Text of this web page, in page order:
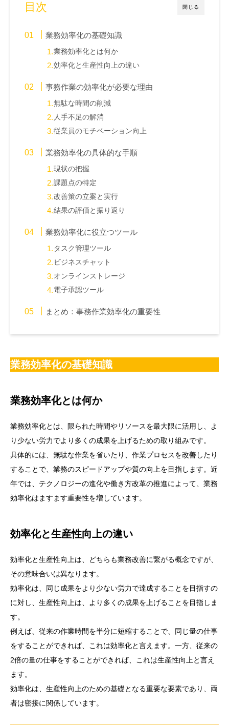
閉じる
目次
業務効率化の基礎知識
業務効率化とは何か
効率化と生産性向上の違い
事務作業の効率化が必要な理由
無駄な時間の削減
人手不足の解消
従業員のモチベーション向上
業務効率化の具体的な手順
現状の把握
課題点の特定
改善策の立案と実行
結果の評価と振り返り
業務効率化に役立つツール
タスク管理ツール
ビジネスチャット
オンラインストレージ
電子承認ツール
まとめ：事務作業効率化の重要性
業務効率化の基礎知識
業務効率化とは何か
業務効率化とは、限られた時間やリソースを最大限に活用し、よ
り少ない労力でより多くの成果を上げるための取り組みです。
具体的には、無駄な作業を省いたり、作業プロセスを改善したり
することで、業務のスピードアップや質の向上を目指します。近
年では、テクノロジーの進化や働き方改革の推進によって、業務
効率化はますます重要性を増しています。
効率化と生産性向上の違い
効率化と生産性向上は、どちらも業務改善に繋がる概念ですが、
その意味合いは異なります。
効率化は、同じ成果をより少ない労力で達成することを目指すの
に対し、生産性向上は、より多くの成果を上げることを目指しま
す。
例えば、従来の作業時間を半分に短縮することで、同じ量の仕事
をすることができれば、これは効率化と言えます。一方、従来の
2倍の量の仕事をすることができれば、これは生産性向上と言え
ます。
効率化は、生産性向上のための基礎となる重要な要素であり、両
者は密接に関係しています。